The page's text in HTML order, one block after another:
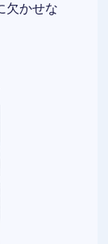
欠かせな